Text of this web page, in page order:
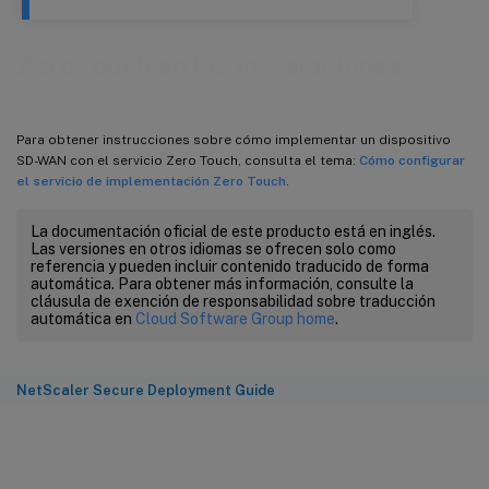
Para obtener instrucciones sobre cómo implementar un dispositivo
SD-WAN con el servicio Zero Touch, consulta el tema: Cómo configurar
el servicio de implementación Zero Touch
La documentación oficial de este producto está en inglés.
Las versiones en otros idiomas se ofrecen solo como
referencia y pueden incluir contenido traducido de forma
automática. Para obtener más información, consulte la
cláusula de exención de responsabilidad sobre traducción
automática en Cloud Software Group home.
NetScaler Secure Deployment Guide